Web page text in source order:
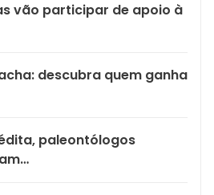
vão participar de apoio à
descubra quem ganha
paleontólogos